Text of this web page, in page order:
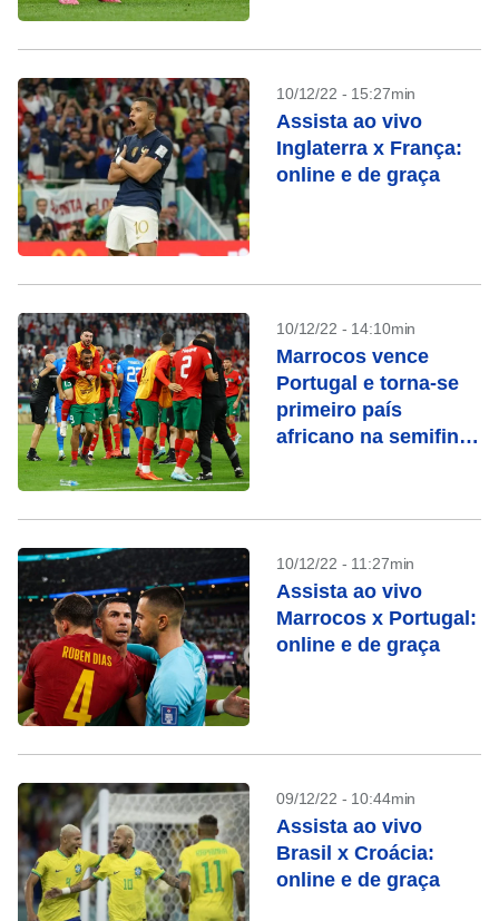
10/12/22 - 15:27min
Assista ao vivo
Inglaterra x França:
online e de graça
10/12/22 - 14:10min
Marrocos vence
Portugal e torna-se
primeiro país
africano na semifinal
10/12/22 - 11:27min
Assista ao vivo
Marrocos x Portugal:
online e de graça
09/12/22 - 10:44min
Assista ao vivo
Brasil x Croácia:
online e de graça